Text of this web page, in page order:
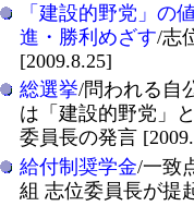
「建設的野党」の
進・勝利めざす/志
[2009.8.25]
総選挙/問われる自
は「建設的野党」
委員長の発言
給付制奨学金/一致
組 志位委員長が提